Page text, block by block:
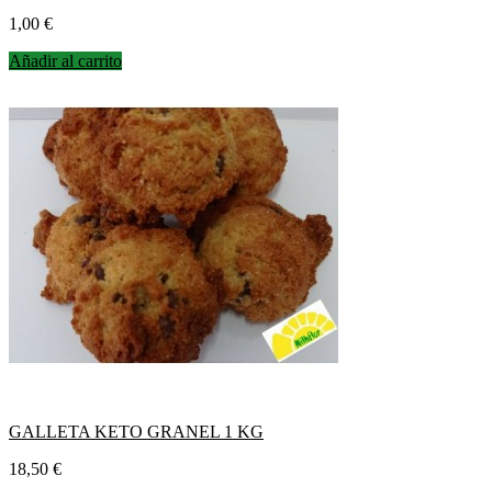
Precio
1,00 €
Añadir al carrito
GALLETA KETO GRANEL 1 KG
Precio
18,50 €